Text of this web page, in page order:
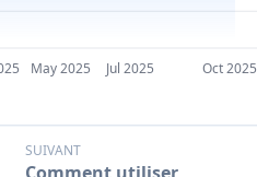
May 2025 Jul 2025 Oct 2025
SUIVANT
Comment utiliser